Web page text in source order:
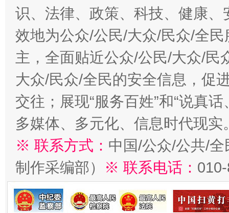
识、法律、政策、科技、健康
效地为公众/公民/大众/民众/全
主，全面贴近公众/公民/大众/民
大众/民众/全民的安全信息，促
交往；展现“服务百姓”和“说真
多媒体、多元化、信息时代现实
※ 联系方式： 中国/公众/公共/
制作采编部）
※ 联系电话：